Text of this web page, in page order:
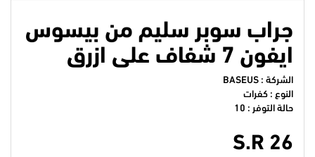
جراب سوبر سليم من بيسوس
ايفون 7 شفاف على ازرق
الشركة :BASEUS
النوع : كفرات
حالة التوفر : 10
S.R 26